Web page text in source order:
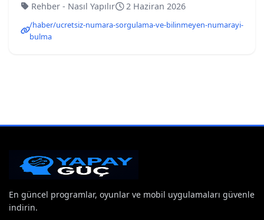
Rehber - Nasıl Yapılır
2 Haziran 2026
/haber/ucretsiz-numara-sorgulama-ve-bilinmeyen-numarayi-
bulma
En güncel programlar, oyunlar ve mobil uygulamaları güvenle
indirin.